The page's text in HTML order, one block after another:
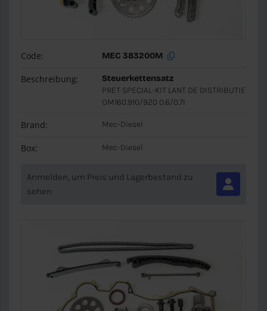
Code: MEC 383200M
Beschreibung:
Steuerkettensatz
PRET SPECIAL-KIT LANT DE DISTRIBUTIE
OM160.910/920 0.6/0.7I
Brand: Mec-Diesel
Box: Mec-Diesel
Anmelden, um Preis und Lagerbestand zu
sehen